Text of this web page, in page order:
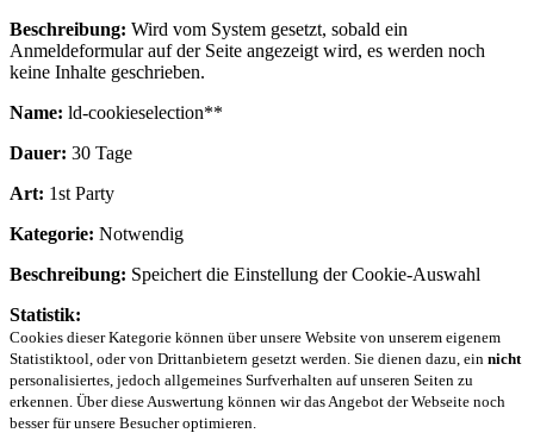
Beschreibung: Wird vom System gesetzt, sobald ein
Anmeldeformular auf der Seite angezeigt wird, es werden noch
keine Inhalte geschrieben.
Name: ld-cookieselection**
Dauer: 30 Tage
Art: 1st Party
Kategorie: Notwendig
Beschreibung: Speichert die Einstellung der Cookie-Auswahl
Statistik:
Cookies dieser Kategorie können über unsere Website von unserem eigenem
Statistiktool, oder von Drittanbietern gesetzt werden. Sie dienen dazu, ein nicht
personalisiertes, jedoch allgemeines Surfverhalten auf unseren Seiten zu
erkennen. Über diese Auswertung können wir das Angebot der Webseite noch
besser für unsere Besucher optimieren.